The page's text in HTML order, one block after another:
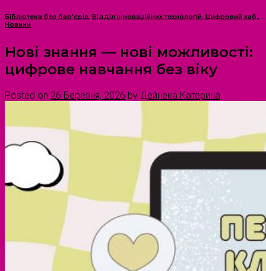
Бібліотека без бар'єрів, Відділ інноваційних технологій. Цифровий хаб.,
Новини
Нові знання — нові можливості:
цифрове навчання без віку
Posted on 26 Березня, 2026 by Дейнека Катерина